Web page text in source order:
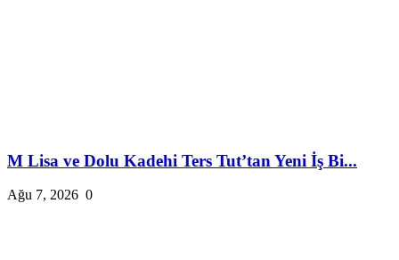
M Lisa ve Dolu Kadehi Ters Tut’tan Yeni İş Bi...
Ağu 7, 2026 0